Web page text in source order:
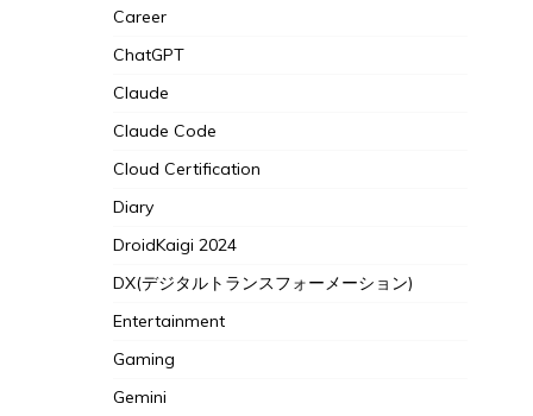
Career
ChatGPT
Claude
Claude Code
Cloud Certification
Diary
DroidKaigi 2024
DX(デジタルトランスフォーメーション)
Entertainment
Gaming
Gemini